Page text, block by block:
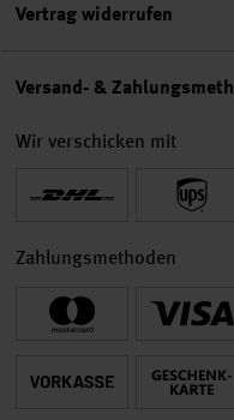
Vertrag widerrufen
Versand- &
Wir verschicken mit
Zahlungsmethoden